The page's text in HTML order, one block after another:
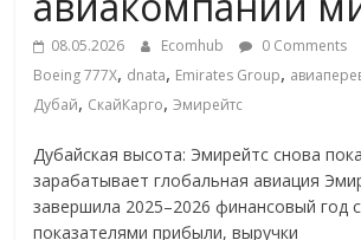
Портал
об
онлайн-
торговле,
сервисах
для
Commerce,
08.05.2026 Ecomhub 0 Comments
Boeing 777X, dnata, Emirates Group,
Дубай, СкайКарго,Эмирейтс
Дубайская высота: Эмирейтс снова
зарабатывает глобальная авиация
завершила 2025–2026 финансовый год
показателями прибыли, выручки